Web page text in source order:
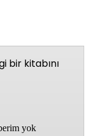
bir kitabını
yok